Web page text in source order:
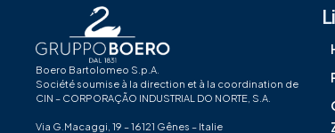
Boero Bartolomeo S.p.A.
Société soumise à la direction et à la coordination de
CIN – CORPORAÇÃO INDUSTRIAL DO NORTE, S.A.
Via G.Macaggi, 19 – 16121 Gênes – Italie